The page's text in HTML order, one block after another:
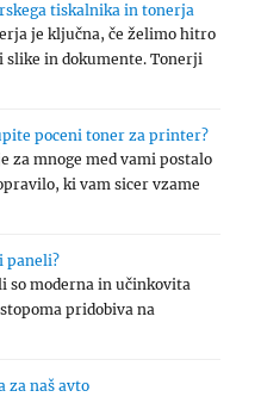
tiskalnika in tonerja
je ključna, če želimo hitro
in dokumente. Tonerji
poceni toner za printer?
za mnoge med vami postalo
ki vam sicer vzame
paneli?
so moderna in učinkovita
pridobiva na
za naš avto